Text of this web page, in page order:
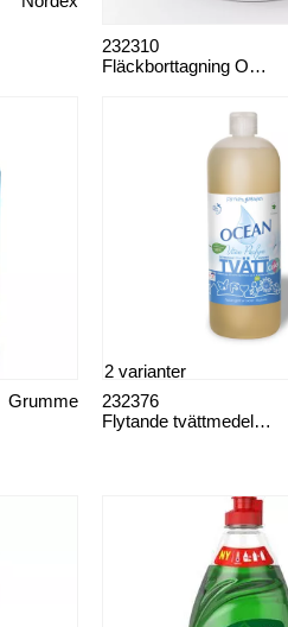
Fläckborttagning Oxi Fläck och blek
232310
Grumme
Flytande tvättmedel, Ocean
232376
2 varianter